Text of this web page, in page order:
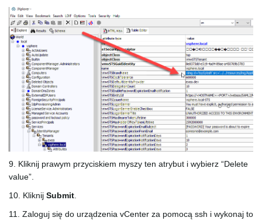
9. Kliknij prawym przyciskiem myszy ten atrybut i wybierz “Delete
value”.
10. Kliknij Submit
11. Zaloguj się do urządzenia vCenter za pomocą ssh i wykonaj to